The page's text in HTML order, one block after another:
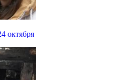
октября